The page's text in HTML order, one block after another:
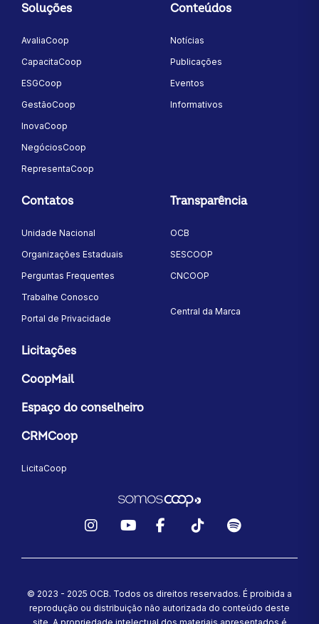
Soluções
AvaliaCoop
CapacitaCoop
ESGCoop
GestãoCoop
InovaCoop
NegóciosCoop
RepresentaCoop
Conteúdos
Notícias
Publicações
Eventos
Informativos
Contatos
Unidade Nacional
Organizações Estaduais
Perguntas Frequentes
Trabalhe Conosco
Portal de Privacidade
Transparência
OCB
SESCOOP
CNCOOP
Central da Marca
Licitações
CoopMail
Espaço do conselheiro
CRMCoop
LicitaCoop
© 2023 - 2025 OCB. Todos os direitos reservados. É proibida a
reprodução ou distribuição não autorizada do conteúdo deste